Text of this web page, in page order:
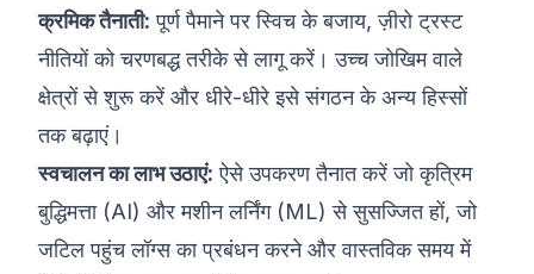
क्रमिक तैनाती: पूर्ण पैमाने पर स्विच के बजाय, ज़ीरो ट्रस्ट
नीतियों को चरणबद्ध तरीके से लागू करें। उच्च जोखिम वाले
क्षेत्रों से शुरू करें और धीरे-धीरे इसे संगठन के अन्य हिस्सों
तक बढ़ाएं।
स्वचालन का लाभ उठाएं: ऐसे उपकरण तैनात करें जो कृत्रिम
बुद्धिमत्ता (AI) और मशीन लर्निंग (ML) से सुसज्जित हों, जो
जटिल पहुंच लॉग्स का प्रबंधन करने और वास्तविक समय में